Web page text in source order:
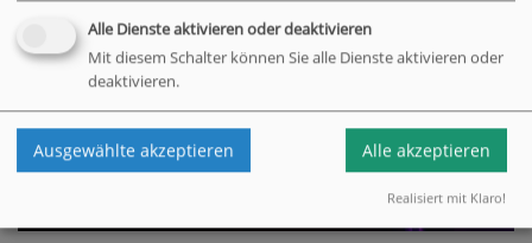
Alle Dienste aktivieren oder deaktivieren
Mit diesem Schalter können Sie alle Dienste aktivieren oder
deaktivieren.
Ausgewählte akzeptieren Alle akzeptieren
Realisiert mit Klaro!